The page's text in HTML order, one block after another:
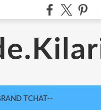
TCHAT--